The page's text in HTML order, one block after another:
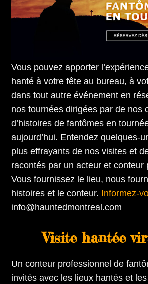
Vous pouvez apporter
hanté à votre fête au bureau, à
dans tout autre événement en
nos tournées dirigées par de nos
d’histoires de fantômes en
aujourd’hui. Entendez quelques-
plus effrayants de nos visites et
racontés par un acteur et conteur
Vous fournissez le lieu, nous
histoires et le conteur. Informez-
info@hauntedmontreal.com
Visite hantée
Un conteur professionnel de
invités avec les lieux hantés et